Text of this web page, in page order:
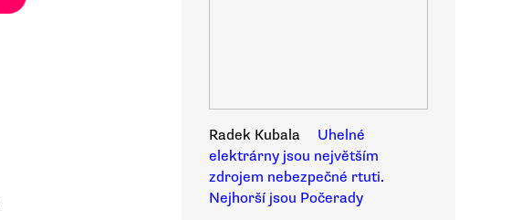
Radek Kubala
Uhelné
elektrárny jsou největším
zdrojem nebezpečné rtuti.
Nejhorší jsou Počerady